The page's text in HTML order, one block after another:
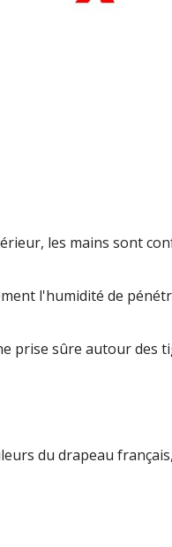
les mains sont
l'humidité de
prise sûre autour des
du drapeau